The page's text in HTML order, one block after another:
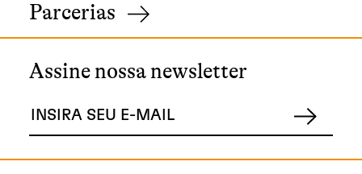
Parcerias
Assine nossa newsletter